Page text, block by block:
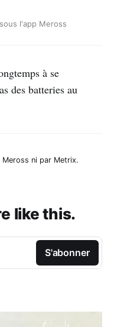
l'app Meross
à se
des batteries au
ni par Metrix.
like this.
S'abonner